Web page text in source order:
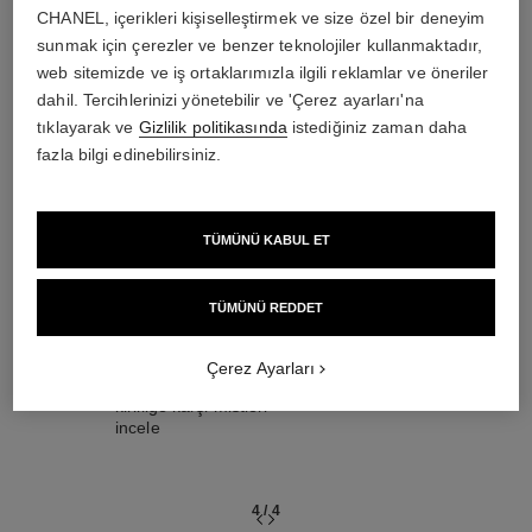
hedef ruti̇n
04
NEMLENDİRME
Tüm kremler, güneş
kremleri ve çevresel
incele
4/4
CHANEL, içerikleri kişiselleştirmek ve size özel bir deneyim
sunmak için çerezler ve benzer teknolojiler kullanmaktadır,
web sitemizde ve iş ortaklarımızla ilgili reklamlar ve öneriler
dahil. Tercihlerinizi yönetebilir ve 'Çerez ayarları'na
tıklayarak ve Gizlilik politikasında istediğiniz zaman daha
fazla bilgi edinebilirsiniz.
TÜMÜNÜ REDDET
TÜMÜNÜ KABUL ET
Çerez Ayarları